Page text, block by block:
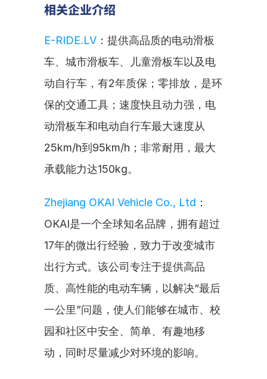
相关企业介绍
E-RIDE.LV ：提供高品质的电动滑板
车、城市滑板车、儿童滑板车以及电
动自行车，有2年质保；零排放，是环
保的交通工具；速度快且动力强，电
动滑板车和电动自行车最大速度从
25km/h到95km/h；非常耐用，最大
承载能力达150kg。
Zhejiang OKAI Vehicle Co., Ltd ：
OKAI是一个全球知名品牌，拥有超过
17年的微出行经验，致力于改变城市
出行方式。该公司专注于提供高品
质、高性能的电动车辆，以解决“最后
一公里”问题，使人们能够在城市、校
园和社区中安全、简单、有趣地移
动，同时尽量减少对环境的影响。